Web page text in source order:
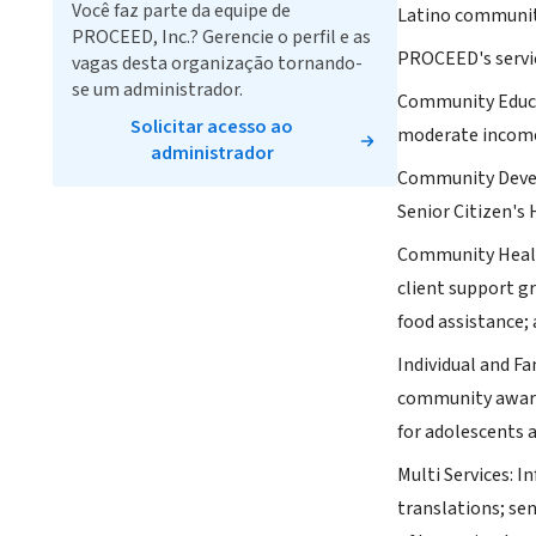
Latino
PROCEED's
Community
moderate
Community
Senior Citizen's
Community
client support
food
Individual and
community
for adolescents
Multi Services:
translations;
Você faz parte da equipe de
PROCEED, Inc.? Gerencie o perfil e as
vagas desta organização tornando-
se um administrador.
Solicitar acesso ao
administrador